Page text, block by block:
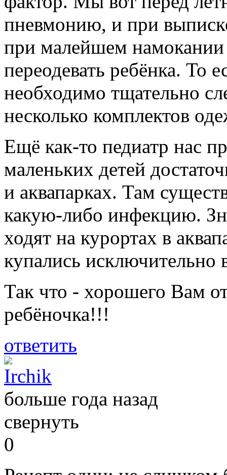
пневмонию, и при
при малейшем
переодевать ребёнка. То
необходимо тщательно
несколько комплектов
Ещё как-то педиатр нас
маленьких детей
и аквапарках. Там
какую-либо инфекцию.
ходят на курортах в
купались исключительно
Так что - хорошего Вам
ребёночка!!!
ответить
Irchik
больше года назад
свернуть
0